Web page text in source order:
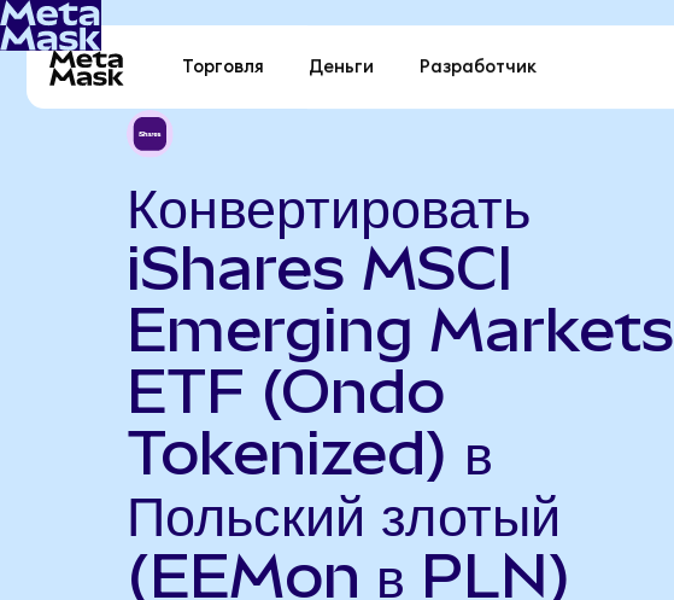
Торговля Деньги Разработчик
Конвертировать
iShares MSCI
Emerging Markets
ETF (Ondo
Tokenized) в
Польский злотый
(EEMon в PLN)